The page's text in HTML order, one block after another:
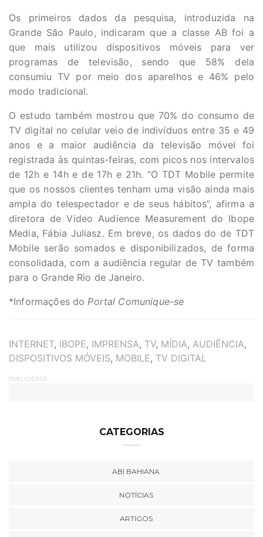
Os primeiros dados da pesquisa, introduzida na
Grande São Paulo, indicaram que a classe AB foi a
que mais utilizou dispositivos móveis para ver
programas de televisão, sendo que 58% dela
consumiu TV por meio dos aparelhos e 46% pelo
modo tradicional.
O estudo também mostrou que 70% do consumo de
TV digital no celular veio de indivíduos entre 35 e 49
anos e a maior audiência da televisão móvel foi
registrada às quintas-feiras, com picos nos intervalos
de 12h e 14h e de 17h e 21h. “O TDT Mobile permite
que os nossos clientes tenham uma visão ainda mais
ampla do telespectador e de seus hábitos”, afirma a
diretora de Video Audience Measurement do Ibope
Media, Fábia Juliasz. Em breve, os dados do de TDT
Mobile serão somados e disponibilizados, de forma
consolidada, com a audiência regular de TV também
para o Grande Rio de Janeiro.
*Informações do Portal Comunique-se
TAGS
INTERNET, IBOPE, IMPRENSA, TV, MÍDIA, AUDIÊNCIA,
DISPOSITIVOS MÓVEIS, MOBILE, TV DIGITAL
PUBLICIDADE
CATEGORIAS
ABI BAHIANA
NOTÍCIAS
ARTIGOS